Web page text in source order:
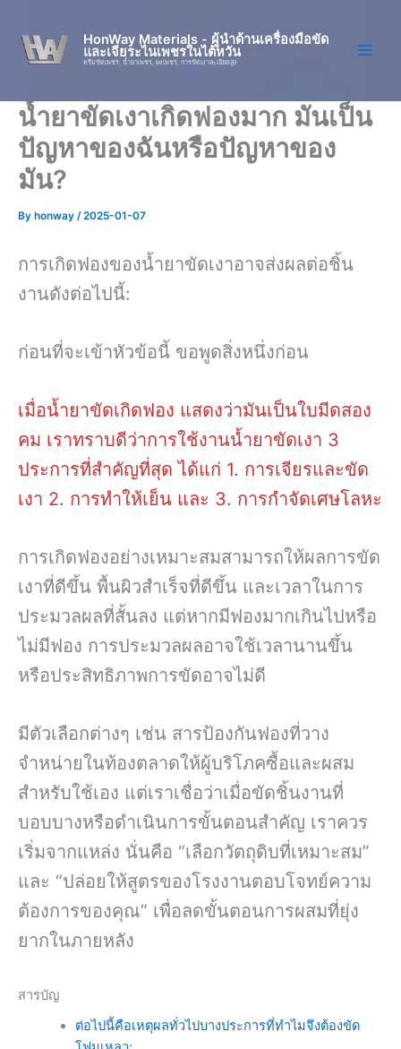
content
HonWay Materials - ผู้นำด้านเครื่องมือขัด
และเจียระไนเพชรในไต้หวัน
ครีมขัดเพชร, น้ำยาเพชร, ผงเพชร, การขัดเงาละเอียดสูง
น้ำยาขัดเงาเกิดฟองมาก มันเป็น
ปัญหาของฉันหรือปัญหาของ
มัน?
By honway /2025-01-07
การเกิดฟองของน้ำยาขัดเงาอาจส่งผลต่อชิ้น
งานดังต่อไปนี้:
ก่อนที่จะเข้าหัวข้อนี้ ขอพูดสิ่งหนึ่งก่อน
เมื่อน้ำยาขัดเกิดฟอง แสดงว่ามันเป็นใบมีดสอง
คม เราทราบดีว่าการใช้งานน้ำยาขัดเงา 3
ประการที่สำคัญที่สุด ได้แก่ 1. การเจียรและขัด
เงา 2. การทำให้เย็น และ 3. การกำจัดเศษโลหะ
การเกิดฟองอย่างเหมาะสมสามารถให้ผลการขัด
เงาที่ดีขึ้น พื้นผิวสำเร็จที่ดีขึ้น และเวลาในการ
ประมวลผลที่สั้นลง แต่หากมีฟองมากเกินไปหรือ
ไม่มีฟอง การประมวลผลอาจใช้เวลานานขึ้น
หรือประสิทธิภาพการขัดอาจไม่ดี
มีตัวเลือกต่างๆ เช่น สารป้องกันฟองที่วาง
จำหน่ายในท้องตลาดให้ผู้บริโภคซื้อและผสม
สำหรับใช้เอง แต่เราเชื่อว่าเมื่อขัดชิ้นงานที่
บอบบางหรือดำเนินการขั้นตอนสำคัญ เราควร
เริ่มจากแหล่ง นั่นคือ “เลือกวัตถุดิบที่เหมาะสม”
และ “ปล่อยให้สูตรของโรงงานตอบโจทย์ความ
ต้องการของคุณ” เพื่อลดขั้นตอนการผสมที่ยุ่ง
ยากในภายหลัง
สารบัญ
ต่อไปนี้คือเหตุผลทั่วไปบางประการที่ทำไมจึงต้องขัด